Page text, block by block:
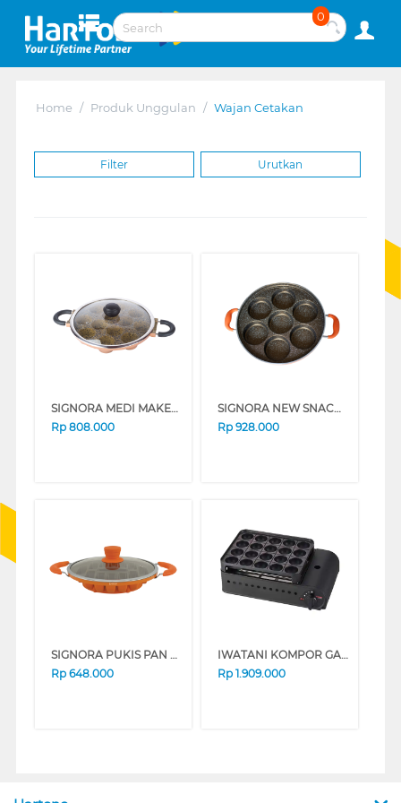
0
Home / Produk Unggulan / Wajan Cetakan
Filter Urutkan
SIGNORA MEDI MAKER SG-1520-NMM
Rp 808.000
SIGNORA NEW SNACK MAKER SG-1516-NSM
Rp 928.000
SIGNORA PUKIS PAN SG-1509-PK
Rp 648.000
IWATANI KOMPOR GAS PORTABLE TAKOYAKI MAKER BUTANE STOVE CB-ETK-2
Rp 1.909.000